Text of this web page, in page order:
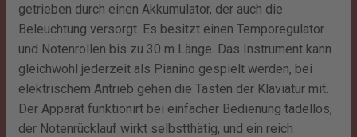
getrieben durch einen Akkumulator, der auch die
Beleuchtung versorgt. Es besitzt einen Temporegulator
und Notenrollen bis zu 30 m Länge. Das Instrument kann
gleichwohl jederzeit als Pianino gespielt werden, bei
elektrischem Antrieb gehen die Tasten der Klaviatur mit.
Der Apparat funktionirt bei einfacher Bedienung tadellos,
der Notenrücklauf wirkt selbstthätig, und ein reich